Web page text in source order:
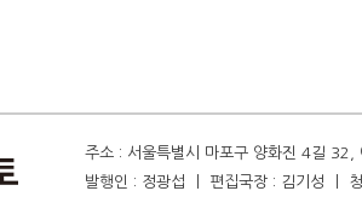
주소 : 서울특별시 마포구 양화진 4길
발행인 : 정광섭 ㅣ 편집국장 : 김기성